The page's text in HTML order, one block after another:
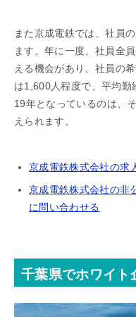
また京成電鉄では、社員
ます。年に一度、社員全
える機会があり、社員の
は1,600人程度で、平均勤
19年となっているのは、
えられます。
京成電鉄株式会社の求
京成電鉄株式会社の非
に問い合わせる
千葉県でホワイト